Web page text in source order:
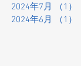
2024年7月
（1）
2024年6月
（1）